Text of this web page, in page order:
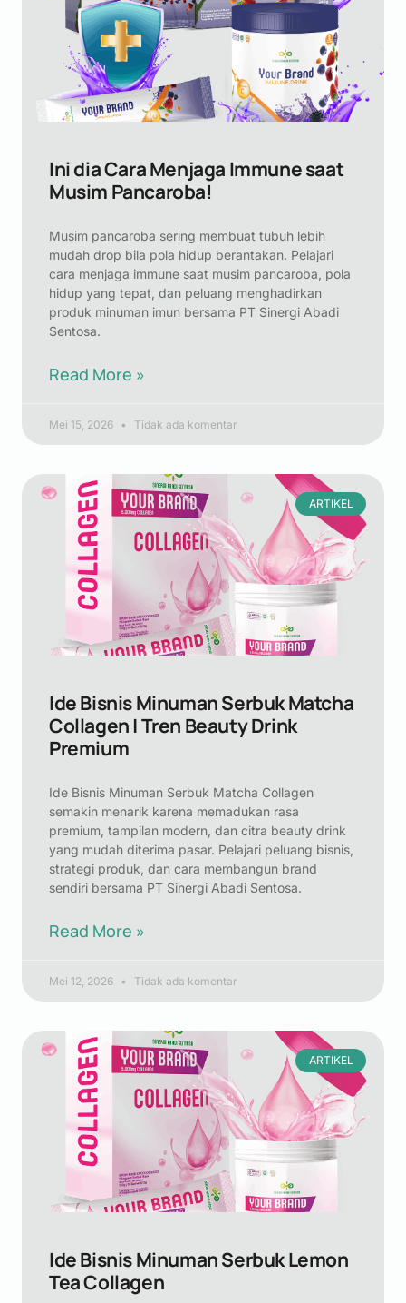
Ini dia Cara Menjaga Immune saat
Musim Pancaroba!
Musim pancaroba sering membuat tubuh lebih
mudah drop bila pola hidup berantakan. Pelajari
cara menjaga immune saat musim pancaroba, pola
hidup yang tepat, dan peluang menghadirkan
produk minuman imun bersama PT Sinergi Abadi
Sentosa.
Read More »
Mei 15, 2026 Tidak ada komentar
ARTIKEL
Ide Bisnis Minuman Serbuk Matcha
Collagen | Tren Beauty Drink
Premium
Ide Bisnis Minuman Serbuk Matcha Collagen
semakin menarik karena memadukan rasa
premium, tampilan modern, dan citra beauty drink
yang mudah diterima pasar. Pelajari peluang bisnis,
strategi produk, dan cara membangun brand
sendiri bersama PT Sinergi Abadi Sentosa.
Read More »
Mei 12, 2026 Tidak ada komentar
ARTIKEL
Ide Bisnis Minuman Serbuk Lemon
Tea Collagen